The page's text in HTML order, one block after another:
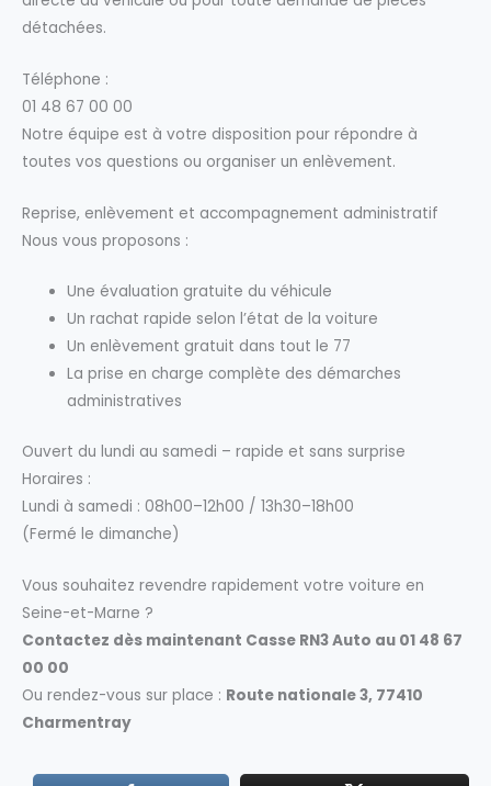
détachées.
Téléphone :
01 48 67 00 00
Notre équipe est à votre disposition pour répondre à
toutes vos questions ou organiser un enlèvement.
Reprise, enlèvement et accompagnement administratif
Nous vous proposons :
Une évaluation gratuite du véhicule
Un rachat rapide selon l’état de la voiture
Un enlèvement gratuit dans tout le 77
La prise en charge complète des démarches
administratives
Ouvert du lundi au samedi – rapide et sans surprise
Horaires :
Lundi à samedi : 08h00–12h00 / 13h30–18h00
(Fermé le dimanche)
Vous souhaitez revendre rapidement votre voiture en
Seine-et-Marne ?
Contactez dès maintenant Casse RN3 Auto au 01 48 67
00 00
Ou rendez-vous sur place : Route nationale 3, 77410
Charmentray